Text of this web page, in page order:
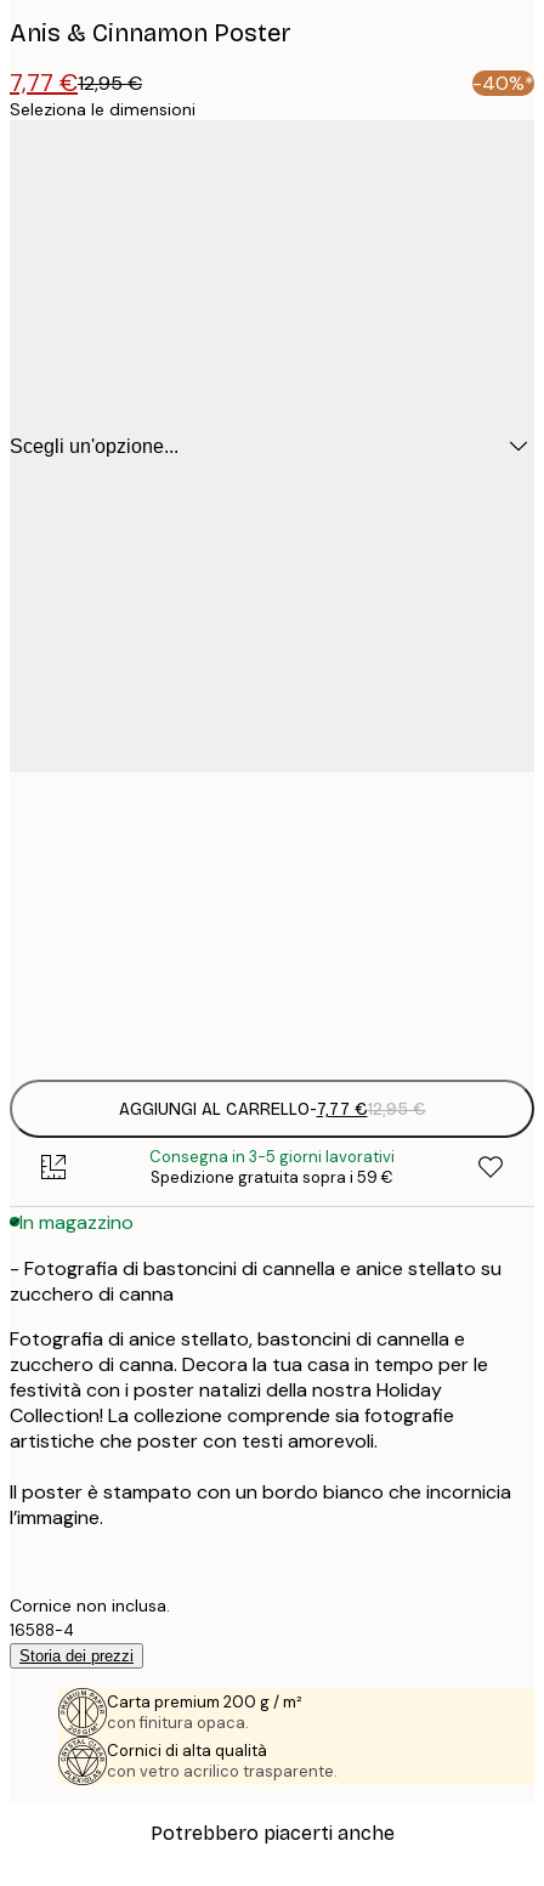
Anis & Cinnamon Poster
7,77 €12,95 € -40%*
Seleziona le dimensioni
Scegli un'opzione...
AGGIUNGI AL CARRELLO-7,77 €12,95 €
Consegna in 3-5 giorni lavorativi
Spedizione gratuita sopra i 59 €
In magazzino
- Fotografia di bastoncini di cannella e anice stellato su
zucchero di canna
Fotografia di anice stellato, bastoncini di cannella e
zucchero di canna. Decora la tua casa in tempo per le
festività con i poster natalizi della nostra Holiday
Collection! La collezione comprende sia fotografie
artistiche che poster con testi amorevoli.
Il poster è stampato con un bordo bianco che incornicia
l’immagine.
Cornice non inclusa.
16588-4
Storia dei prezzi
Carta premium 200 g / m²
con finitura opaca.
Cornici di alta qualità
con vetro acrilico trasparente.
Potrebbero piacerti anche